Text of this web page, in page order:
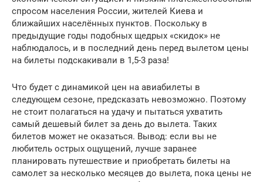
спросом населения России, жителей Киева и
ближайших населённых пунктов. Поскольку в
предыдущие годы подобных щедрых «скидок» не
наблюдалось, и в последний день перед вылетом цены
на билеты подскакивали в 1,5-3 раза!
Что будет с динамикой цен на авиабилеты в
следующем сезоне, предсказать невозможно. Поэтому
не стоит полагаться на удачу и пытаться ухватить
самый дешевый билет за день до вылета. Таких
билетов может не оказаться. Вывод: если вы не
любитель острых ощущений, лучше заранее
планировать путешествие и приобретать билеты на
самолет за несколько месяцев до вылета, пока цены не